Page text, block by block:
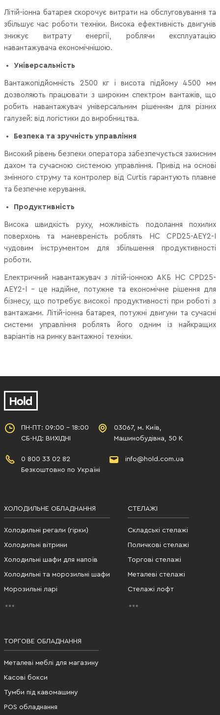
Літій-іонна батарея скорочує витрати на обслуговування та
збільшує час роботи техніки. Висока ефективність двигунів
знижує витрату енергії, роблячи експлуатацію
навантажувача економічнішою.
Універсальність
Вантажопідйомність 2500 кг і висота підйому 4500 мм
дозволяють працювати з широким спектром вантажів, що
робить навантажувач універсальним рішенням для різних
галузей: від логістики до виробництва.
Безпека та зручність управління
Високий рівень безпеки оператора забезпечується захисним
дахом та сучасною системою управління. Привід на основі
змінного струму та контролер від Curtis гарантують плавне
та безпечне керування.
Продуктивність
Висока швидкість руху, можливість подолання похилих
поверхонь та маневреність роблять HC CPD25-AEY2-I
чудовим інструментом для збільшення продуктивності
роботи.
Електричний навантажувач з літій-іонною АКБ HC CPD25-
AEY2-I – це надійне, потужне та економічне рішення для
бізнесу, що потребує високої продуктивності при роботі з
вантажами. Літій-іонна батарея, потужні двигуни та сучасні
системи управління роблять його одним із найкращих
варіантів на ринку вантажної техніки.
ПН-ПТ: 09:00 - 18:00
СБ-НД: ВИХІДНІ
03067, м. Київ,
Машинобудівна, 50 К
0 800 33 02 82
Безкоштовно по Україні
info@hold.com.ua
ХОЛОДИЛЬНЕ ОБЛАДНАННЯ
Холодильні регали (гірки)
Холодильні вітрини
Холодильні шафи для напоїв
Холодильні та морозильні шафи
Морозильні ларі
СТЕЛАЖІ
Складські стелажі
Поличкові стелажі
Торгові стелажі
Металеві стелажі
Стелажі лофт
ТОРГОВЕ ОБЛАДНАННЯ
Металеві меблі для магазину
Касові бокси
Тумби під кавомашину
POS обладнання